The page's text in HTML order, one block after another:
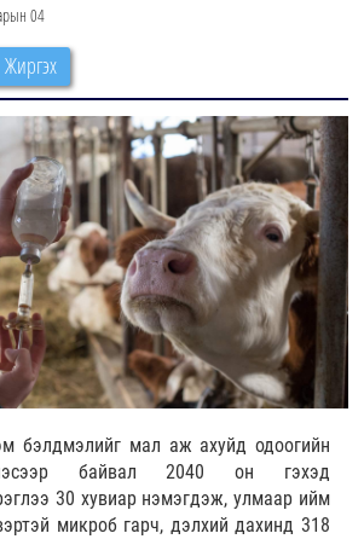
04
Жиргэх
бэлдмэлийг мал аж ахуйд одоогийн
байвал 2040 он гэхэд
30 хувиар нэмэгдэж, улмаар ийм
микроб гарч, дэлхий дахинд 318